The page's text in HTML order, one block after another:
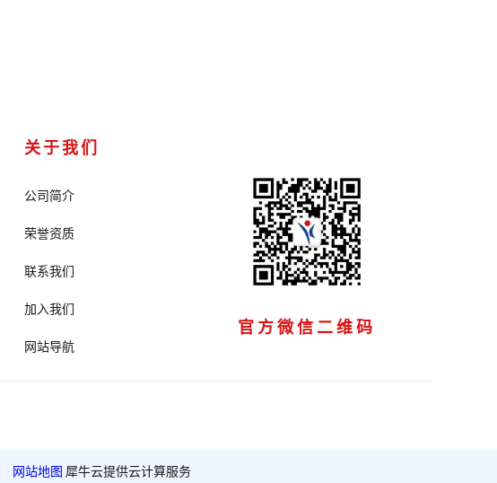
关于我们
公司简介
荣誉资质
联系我们
加入我们
网站导航
官方微信二维码
网站地图 犀牛云提供云计算服务